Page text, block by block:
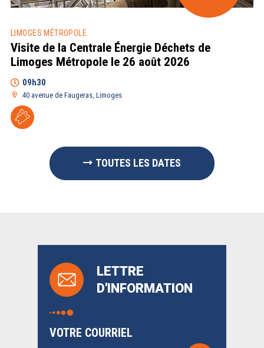
LIMOGES MÉTROPOLE
Visite de la Centrale Énergie Déchets de
Limoges Métropole le 26 août 2026
09h30
40 avenue de Faugeras, Limoges
TOUTES LES DATES
LETTRE
D'INFORMATION
VOTRE COURRIEL